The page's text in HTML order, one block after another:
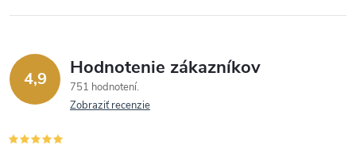
4,9 Hodnotenie zákazníkov
751 hodnotení
Zobraziť recenzie